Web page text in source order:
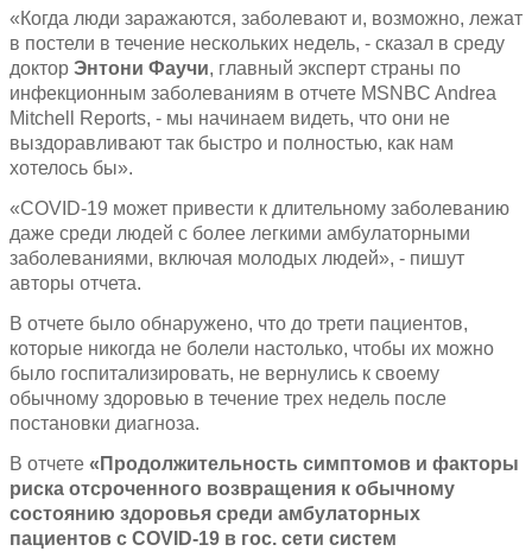
«Когда люди заражаются, заболевают и, возможно, лежат
в постели в течение нескольких недель, - сказал в среду
доктор Энтони Фаучи, главный эксперт страны по
инфекционным заболеваниям в отчете MSNBC Andrea
Mitchell Reports, - мы начинаем видеть, что они не
выздоравливают так быстро и полностью, как нам
хотелось бы».
«COVID-19 может привести к длительному заболеванию
даже среди людей с более легкими амбулаторными
заболеваниями, включая молодых людей», - пишут
авторы отчета.
В отчете было обнаружено, что до трети пациентов,
которые никогда не болели настолько, чтобы их можно
было госпитализировать, не вернулись к своему
обычному здоровью в течение трех недель после
постановки диагноза.
В отчете « Продолжительность симптомов и факторы
риска отсроченного возвращения к обычному
состоянию здоровья среди амбулаторных
пациентов с COVID-19 в гос. сети систем